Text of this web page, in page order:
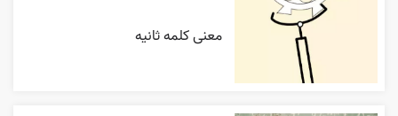
معنی کلمه ثانیه